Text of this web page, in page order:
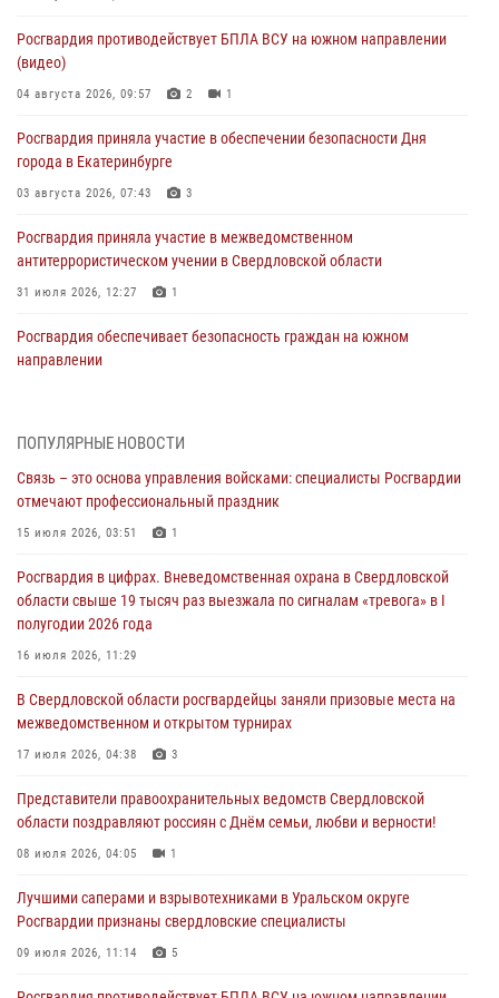
Росгвардия противодействует БПЛА ВСУ на южном направлении
(видео)
04 августа 2026, 09:57 2 1
Росгвардия приняла участие в обеспечении безопасности Дня
города в Екатеринбурге
03 августа 2026, 07:43 3
Росгвардия приняла участие в межведомственном
антитеррористическом учении в Свердловской области
31 июля 2026, 12:27 1
Росгвардия обеспечивает безопасность граждан на южном
направлении
Представитель Управления Росгвардии по Свердловской области
«Телекон»
30 июля 2026, 11:33
спартакиады «Динамо» памяти погибшего офицера милиции
Православные священники поддержали росгвардейцев в зоне СВО
Свердловские росгвардейцы завоевали медали на окружном
чемпионате по комплексному единоборству
ПОПУЛЯРНЫЕ НОВОСТИ
Связь – это основа управления войсками: специалисты Росгвардии
отмечают профессиональный праздник
15 июля 2026, 03:51 1
Росгвардия в цифрах. Вневедомственная охрана в Свердловской
области свыше 19 тысяч раз выезжала по сигналам «тревога» в I
полугодии 2026 года
16 июля 2026, 11:29
В Свердловской области росгвардейцы заняли призовые места на
межведомственном и открытом турнирах
17 июля 2026, 04:38 3
Представители правоохранительных ведомств Свердловской
области поздравляют россиян с Днём семьи, любви и верности!
08 июля 2026, 04:05 1
Лучшими саперами и взрывотехниками в Уральском округе
Росгвардии признаны свердловские специалисты
09 июля 2026, 11:14 5